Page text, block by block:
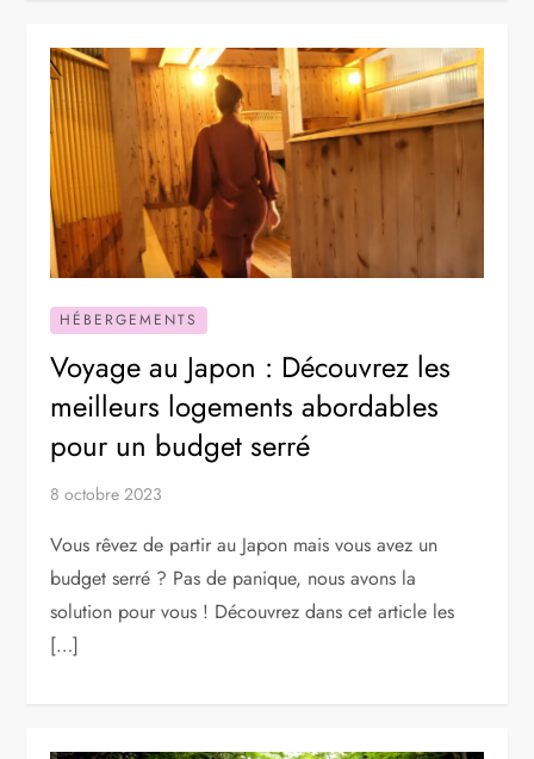
HÉBERGEMENTS
Voyage au Japon : Découvrez les
meilleurs logements abordables
pour un budget serré
8 octobre 2023
Vous rêvez de partir au Japon mais vous avez un
budget serré ? Pas de panique, nous avons la
solution pour vous ! Découvrez dans cet article les
[…]